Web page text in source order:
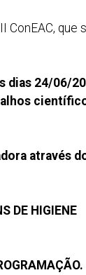
ConEAC, que
dias 24/06/
através
DE HIGIENE